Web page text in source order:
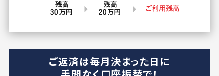
ご返済は毎月決まった日に